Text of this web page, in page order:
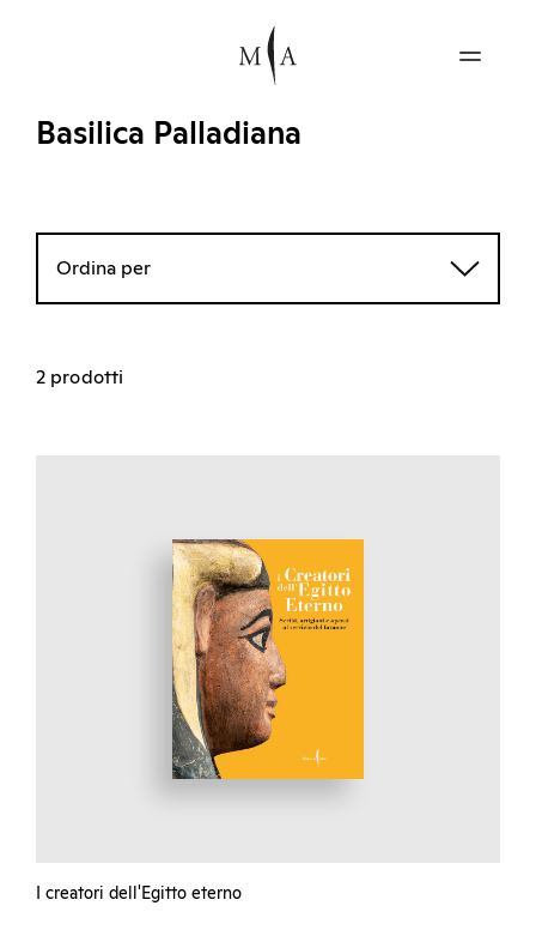
Basilica Palladiana
Ordina per
2 prodotti
I creatori dell'Egitto eterno